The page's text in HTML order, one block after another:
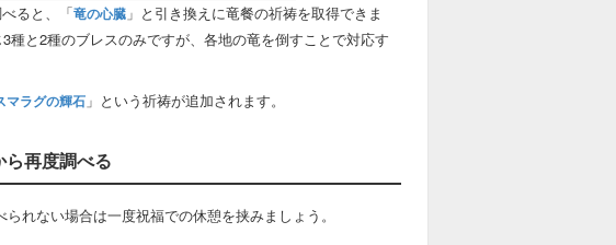
ると、「竜の心臓 」と引き換えに竜餐の祈祷を取得できま
3種と2種のブレスのみですが、各地の竜を倒すことで対応す
マラグの輝石 」という祈祷が追加されます。
再度調べる
れない場合は一度祝福での休憩を挟みましょう。